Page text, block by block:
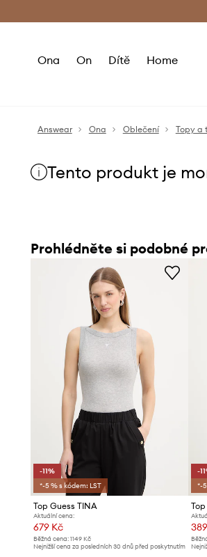
Ona On Dítě Home
Answear Ona Oblečení Topy a
Tento produkt je
Prohlédněte si podobné
-11%
*-5 % s kódem: LST
Top Guess TINA
Aktuální cena:
679 Kč
Běžná cena: 1149 Kč
Nejnižší cena za posledních 30 dnů před poskytnutím
-
*-